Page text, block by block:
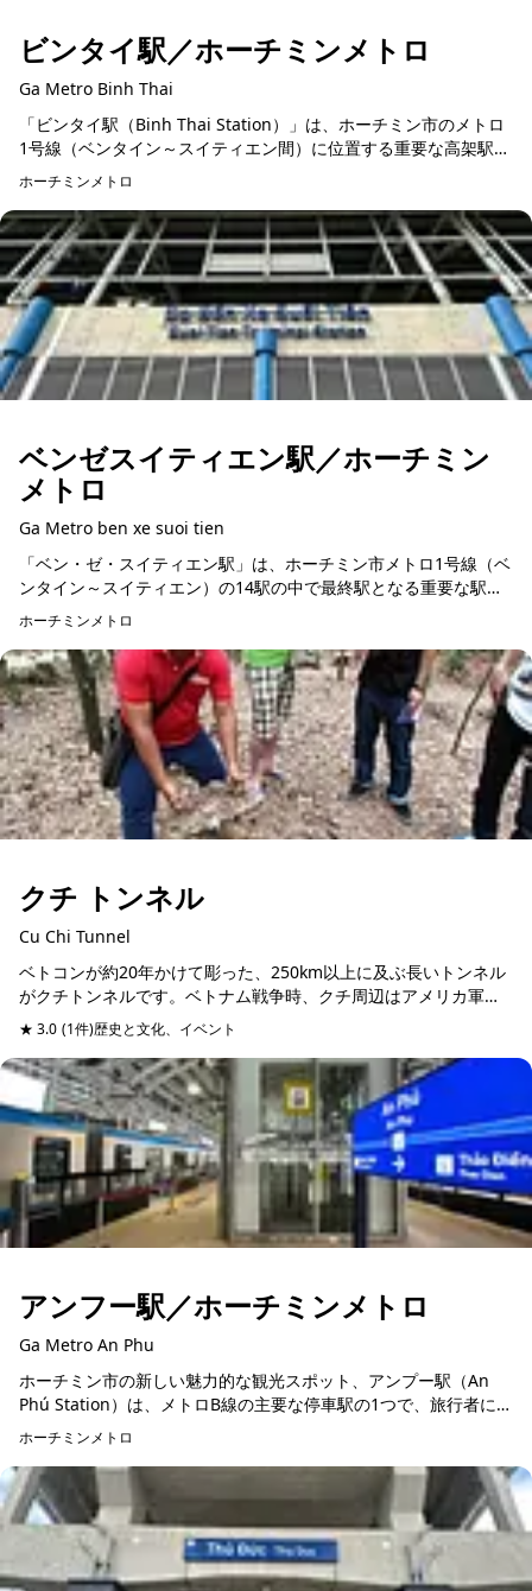
ビンタイ駅／ホーチミンメトロ
Ga Metro Binh Thai
「ビンタイ駅（Binh Thai Station）」は、ホーチミン市のメトロ
1号線（ベンタイン～スイティエン間）に位置する重要な高架駅の
ひとつです。全長137.5メートル、幅22メートル、高さ1...
ホーチミンメトロ
ベンゼスイティエン駅／ホーチミン
メトロ
Ga Metro ben xe suoi tien
「ベン・ゼ・スイティエン駅」は、ホーチミン市メトロ1号線（ベ
ンタイン～スイティエン）の14駅の中で最終駅となる重要な駅で
す。この駅は、長さ137.5メートル、幅19メートル、高さ15.75メ
ート...
ホーチミンメトロ
クチ トンネル
Cu Chi Tunnel
ベトコンが約20年かけて彫った、250km以上に及ぶ長いトンネル
がクチトンネルです。ベトナム戦争時、クチ周辺はアメリカ軍と
の激戦区でした。陸と空から攻撃をしかけるアメリカ軍に対し
て、ベトコンは地...
★ 3.0 (1件)歴史と文化、イベント
アンフー駅／ホーチミンメトロ
Ga Metro An Phu
ホーチミン市の新しい魅力的な観光スポット、アンプー駅（An
Phú Station）は、メトロB線の主要な停車駅の1つで、旅行者にと
って便利なアクセスが特徴です。この駅は長さ137.5m、幅...
ホーチミンメトロ